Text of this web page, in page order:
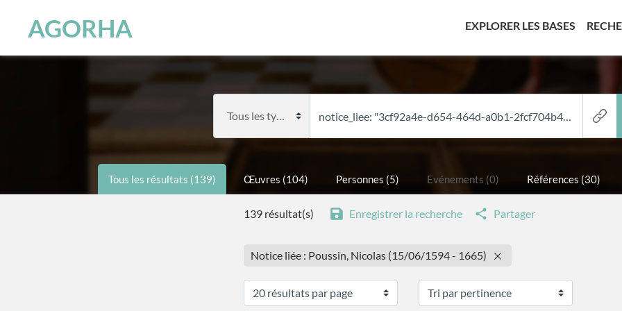
AGORHA EXPLORER LES BASES
Tous les résultats (139) Œuvres (104) Personnes (5) Evénements (0) Références (30)
139 résultat(s) Enregistrer la recherche Partager
Notice liée : Poussin, Nicolas (15/06/1594 - 1665)